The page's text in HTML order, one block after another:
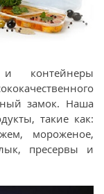
контейнеры
замок. Наша
такие как:
мороженое,
пресервы и